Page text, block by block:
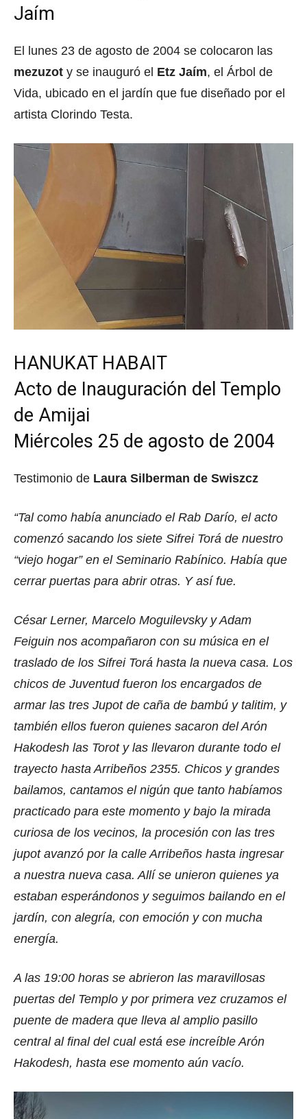
Jaím
El lunes 23 de agosto de 2004 se colocaron las
mezuzot y se inauguró el Etz Jaím, el Árbol de
Vida, ubicado en el jardín que fue diseñado por el
artista Clorindo Testa.
HANUKAT HABAIT
Acto de Inauguración del Templo
de Amijai
Miércoles 25 de agosto de 2004
Testimonio de Laura Silberman de Swiszcz
“Tal como había anunciado el Rab Darío, el acto
comenzó sacando los siete Sifrei Torá de nuestro
“viejo hogar” en el Seminario Rabínico. Había que
cerrar puertas para abrir otras. Y así fue.
César Lerner, Marcelo Moguilevsky y Adam
Feiguin nos acompañaron con su música en el
traslado de los Sifrei Torá hasta la nueva casa. Los
chicos de Juventud fueron los encargados de
armar las tres Jupot de caña de bambú y talitim, y
también ellos fueron quienes sacaron del Arón
Hakodesh las Torot y las llevaron durante todo el
trayecto hasta Arribeños 2355. Chicos y grandes
bailamos, cantamos el nigún que tanto habíamos
practicado para este momento y bajo la mirada
curiosa de los vecinos, la procesión con las tres
jupot avanzó por la calle Arribeños hasta ingresar
a nuestra nueva casa. Allí se unieron quienes ya
estaban esperándonos y seguimos bailando en el
jardín, con alegría, con emoción y con mucha
energía.
A las 19:00 horas se abrieron las maravillosas
puertas del Templo y por primera vez cruzamos el
puente de madera que lleva al amplio pasillo
central al final del cual está ese increíble Arón
Hakodesh, hasta ese momento aún vacío.